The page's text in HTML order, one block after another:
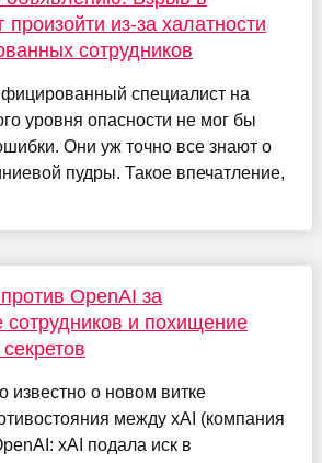
из-за халатности
сотрудников
специалист на
уровня опасности не мог бы
Они уж точно все знают о
пудры. Такое впечатление,
OpenAI за
сотрудников и похищение
известно о новом витке
между xAI (компания
xAI подала иск в